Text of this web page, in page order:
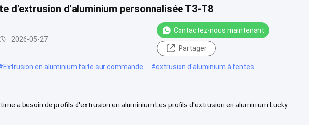
d'extrusion d'aluminium personnalisée T3-T8
2026-05-27
Contactez-nous maintenant
Partager
Extrusion en aluminium faite sur commande #extrusion d'aluminium à fentes
a besoin de profils d'extrusion en aluminium Les profils d'extrusion en aluminium Lucky